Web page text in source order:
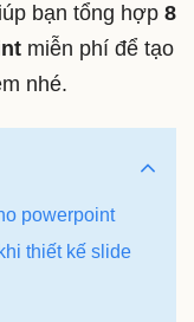
bạn tổng hợp 8
miễn phí để tạo
nhé.
powerpoint
thiết kế slide